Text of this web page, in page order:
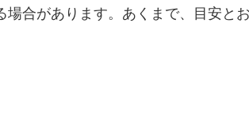
合があります。あくまで、目安と